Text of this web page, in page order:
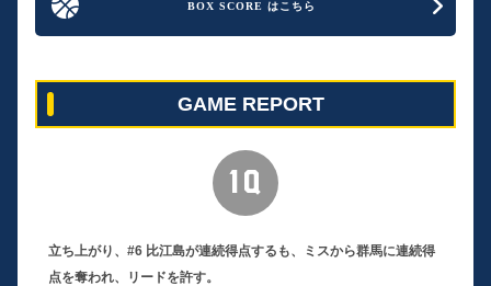
BOX SCORE はこちら
GAME REPORT
1Q
立ち上がり、#6 比江島が連続得点するも、ミスから群馬に連続得
点を奪われ、リードを許す。